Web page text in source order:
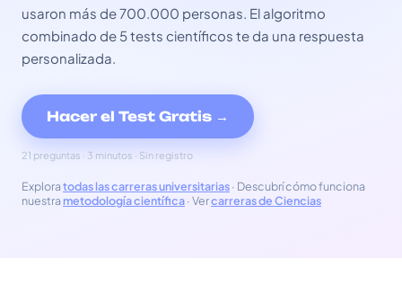
usaron más de 700.000 personas. El algoritmo
combinado de 5 tests científicos te da una respuesta
personalizada.
Hacer el Test Gratis →
21 preguntas · 3 minutos · Sin registro
Exploratodas las carreras universitarias· Descubrí cómo funciona
nuestra metodología científica· Vercarreras de Ciencias